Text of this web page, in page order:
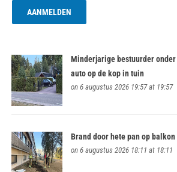
Minderjarige bestuurder
auto op de kop in tuin
on 6 augustus 2026 19:57 at 19:57
Brand door hete pan op balkon
on 6 augustus 2026 18:11 at 18:11